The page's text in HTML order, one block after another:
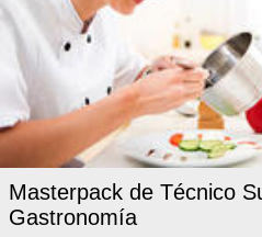
Masterpack de Técnico
Gastronomía